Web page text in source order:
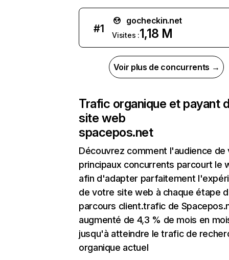
#1
gocheckin.net
Visites :1,18 M
Voir plus de concurrents →
Trafic organique et payant
site web
spacepos.net
Découvrez comment l'audience de
principaux concurrents parcourt le
afin d'adapter parfaitement
de votre site web à chaque étape
parcours client.trafic de
augmenté de 4,3 % de mois en
jusqu'à atteindre le trafic de
organique actuel